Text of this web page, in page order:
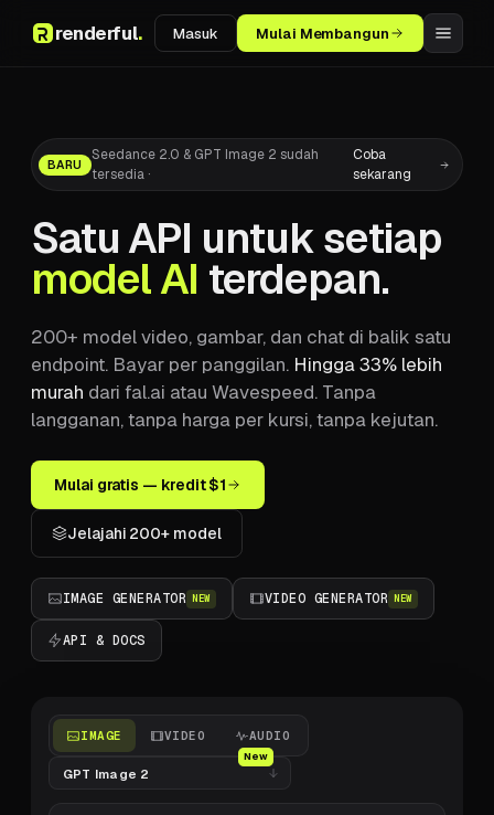
renderful. Masuk Mulai Membangun
BARU
Seedance 2.0 & GPT Image 2 sudah
tersedia·
Coba
sekarang
Satu API untuk setiap
model AI terdepan.
200+ model video, gambar, dan chat di balik satu
endpoint. Bayar per panggilan. Hingga 33% lebih
murah dari fal.ai atau Wavespeed. Tanpa
langganan, tanpa harga per kursi, tanpa kejutan.
Mulai gratis — kredit $1
Jelajahi 200+ model
IMAGE GENERATOR NEW VIDEO GENERATOR NEW
API & DOCS
IMAGE VIDEO AUDIO
Model New